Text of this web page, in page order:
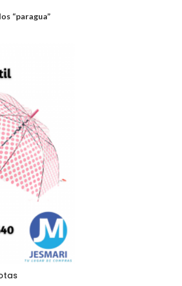
“paragua”